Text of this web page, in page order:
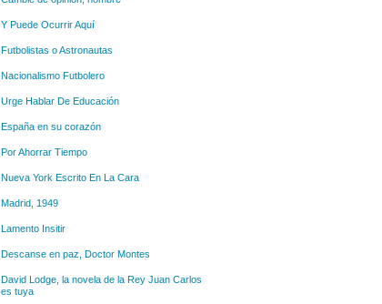
Y Puede Ocurrir Aquí
Futbolistas o Astronautas
Nacionalismo Futbolero
Urge Hablar De Educación
España en su corazón
Por Ahorrar Tiempo
Nueva York Escrito En La Cara
Madrid, 1949
Lamento Insitir
Descanse en paz, Doctor Montes
David Lodge, la novela de la Rey Juan Carlos
es tuya